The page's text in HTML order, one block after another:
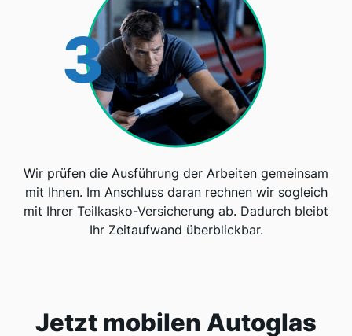
3
Wir prüfen die Ausführung der Arbeiten gemeinsam
mit Ihnen. Im Anschluss daran rechnen wir sogleich
mit Ihrer Teilkasko-Versicherung ab. Dadurch bleibt
Ihr Zeitaufwand überblickbar.
Jetzt mobilen Autoglas